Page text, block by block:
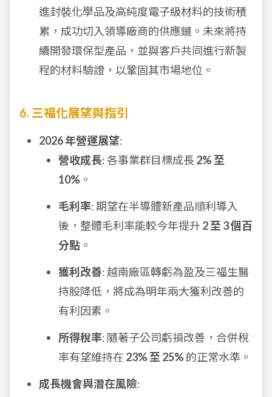
進封裝化學品及高純度電子級材料的技術積
累，成功切入領導廠商的供應鏈。未來將持
續開發環保型產品，並與客戶共同進行新製
程的材料驗證，以鞏固其市場地位。
6. 三福化展望與指引
2026 年營運展望:
營收成長: 各事業群目標成長 2% 至
10% 。
毛利率: 期望在半導體新產品順利導入
後，整體毛利率能較今年提升 2 至 3 個百
分點 。
獲利改善: 越南廠區轉虧為盈及三福生醫
持股降低，將成為明年兩大獲利改善的
有利因素。
所得稅率: 隨著子公司虧損改善，合併稅
率有望維持在 23% 至 25%的正常水準。
成長機會與潛在風險: